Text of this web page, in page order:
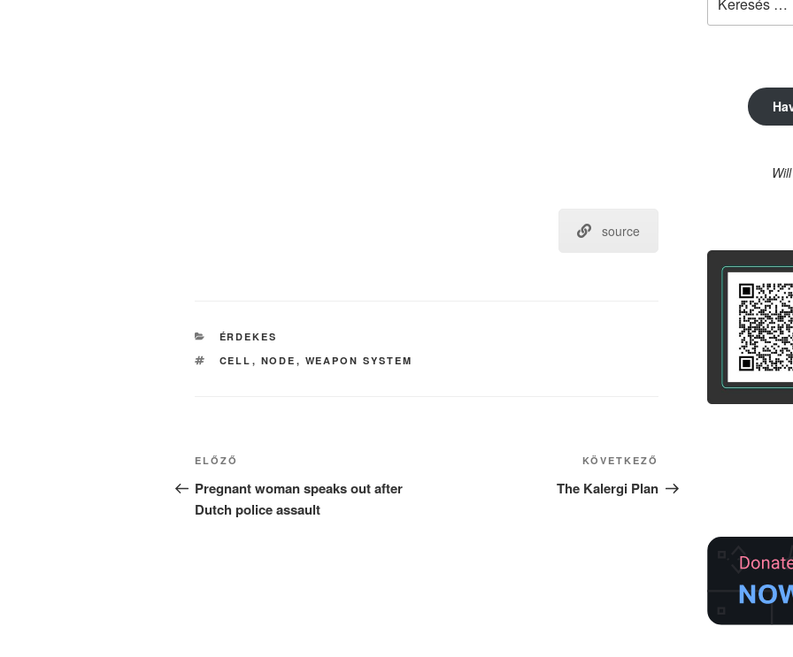
source
KATEGÓRIÁK
ÉRDEKES
CÍMKÉK
CELL , NODE , WEAPON SYSTEM
Bejegyzés
navigáció
Korábbi
bejegyzés
ELŐZŐ
Pregnant woman speaks out after
Dutch police assault
bejegyzés
KÖVETKEZŐ
The Kalergi Plan
következő